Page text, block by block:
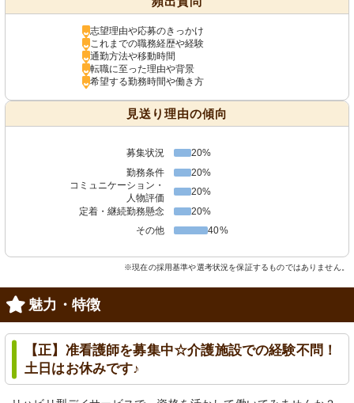
志望理由や応募のきっかけ
これまでの職務経歴や経験
通勤方法や移動時間
転職に至った理由や背景
希望する勤務時間や働き方
見送り理由の傾向
募集状況
20%
勤務条件
20%
コミュニケーション・
人物評価
20%
定着・継続勤務懸念
20%
その他
40%
※現在の採用基準や選考状況を保証するものではありません。
魅力・特徴
【正】准看護師を募集中☆介護施設での経験不問！
土日はお休みです♪